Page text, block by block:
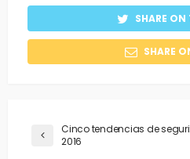
SHARE
SHARE
Cinco tendencias de
2016